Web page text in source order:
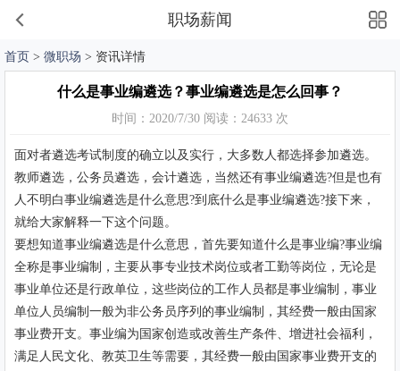
职场薪闻
首页 > 微职场 > 资讯详情
什么是事业编遴选？事业编遴选是怎么回事？
时间：2020/7/30 阅读：24633 次
面对者遴选考试制度的确立以及实行，大多数人都选择参加遴选。
教师遴选，公务员遴选，会计遴选，当然还有事业编遴选?但是也有
人不明白事业编遴选是什么意思?到底什么是事业编遴选?接下来，
就给大家解释一下这个问题。
要想知道事业编遴选是什么意思，首先要知道什么是事业编?事业编
全称是事业编制，主要从事专业技术岗位或者工勤等岗位，无论是
事业单位还是行政单位，这些岗位的工作人员都是事业编制，事业
单位人员编制一般为非公务员序列的事业编制，其经费一般由国家
事业费开支。事业编为国家创造或改善生产条件、增进社会福利，
满足人民文化、教英卫生等需要，其经费一般由国家事业费开支的